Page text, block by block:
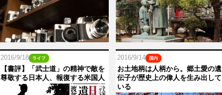
2016/9/18 ライフ
【書評】「武士道」の精神で敵を
尊敬する日本人、報復する米国人
2016/9/14 国内
お土地柄は人柄から。郷土愛の遺
伝子が歴史上の偉人を生み出して
いる